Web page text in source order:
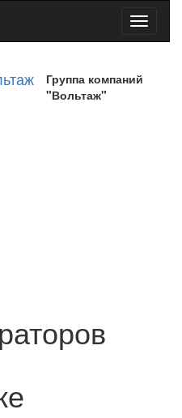
Toggle
Группа компаний
"Вольтаж"